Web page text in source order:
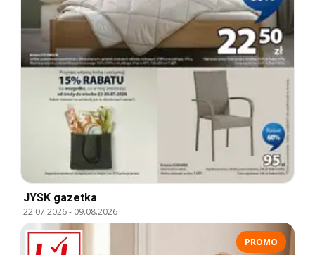
JYSK gazetka
22.07.2026- 09.08.2026
PROMO